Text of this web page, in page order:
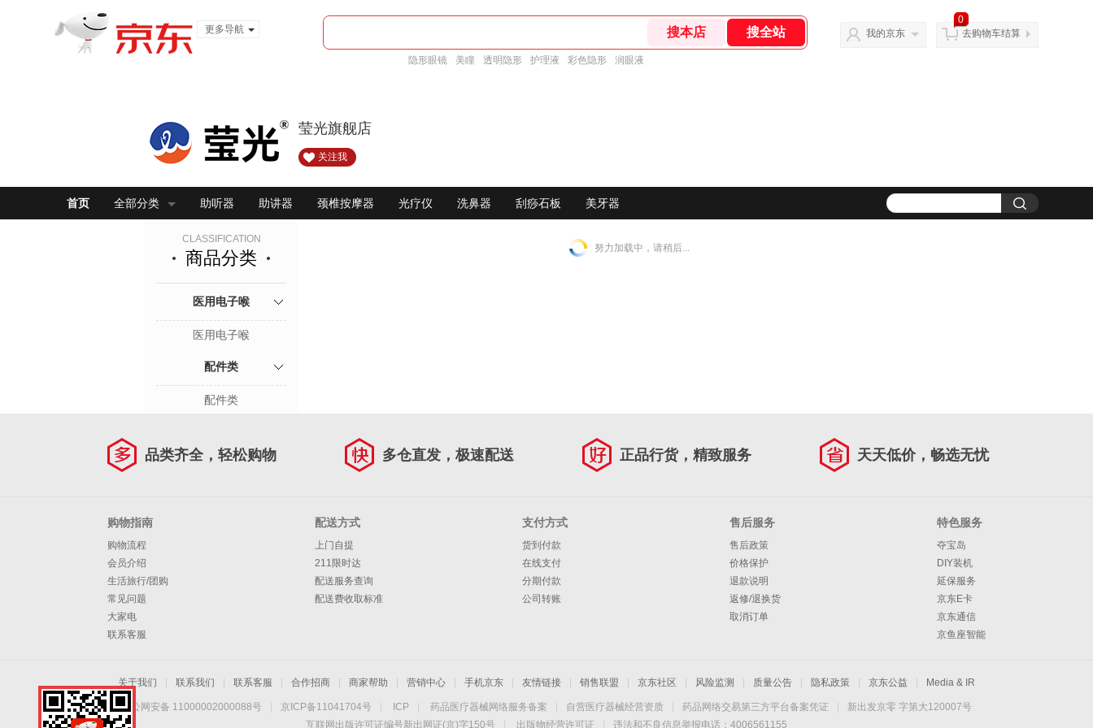
更多导航
隐形眼镜 美瞳 透明隐形 护理液 彩色隐形 润眼液
我的京东
0
去购物车结算
莹光旗舰店
关注我
首页 全部分类 助听器 助讲器 颈椎按摩器 光疗仪 洗鼻器 刮痧石板 美牙器
CLASSIFICATION
商品分类
医用电子喉
医用电子喉
配件类
配件类
努力加载中，请稍后...
品类齐全，轻松购物 多仓直发，极速配送 正品行货，精致服务 天天低价，畅选无忧
购物指南
购物流程
会员介绍
生活旅行/团购
常见问题
大家电
联系客服
配送方式
上门自提
211限时达
配送服务查询
配送费收取标准
支付方式
货到付款
在线支付
分期付款
公司转账
售后服务
售后政策
价格保护
退款说明
返修/退换货
取消订单
特色服务
夺宝岛
DIY装机
延保服务
京东E卡
京东通信
京鱼座智能
关于我们 联系我们 联系客服 合作招商 商家帮助 营销中心 手机京东 友情链接 销售联盟 京东社区 风险监测 质量公告 隐私政策 京东公益 Media & IR
京公网安备 11000002000088号 京ICP备11041704号 ICP 药品医疗器械网络服务备案 自营医疗器械经营资质 药品网络交易第三方平台备案凭证
新出发京零 字第大120007号
互联网出版许可证编号新出网证(京)字150号
出版物经营许可证 违法和不良信息举报电话：4006561155